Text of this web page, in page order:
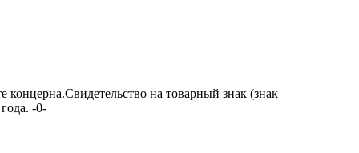
на товарный знак (знак
-0-